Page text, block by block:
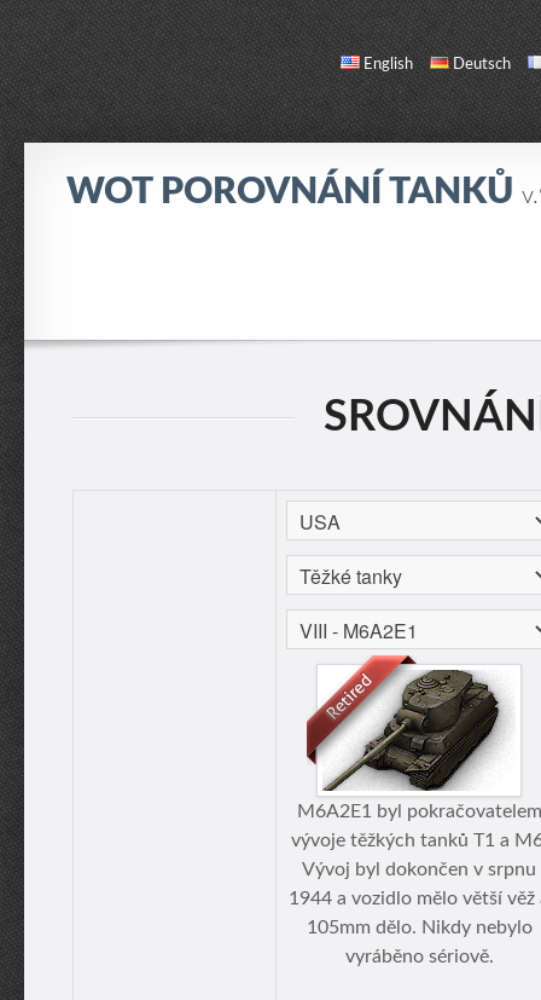
English Deutsch
WOT POROVNÁNÍ TANKŮ
M6A2E1 byl pokračovatelem
vývoje těžkých tanků T1 a
Vývoj byl dokončen v srpnu
1944 a vozidlo mělo větší věž
105mm dělo. Nikdy nebylo
vyráběno sériově.